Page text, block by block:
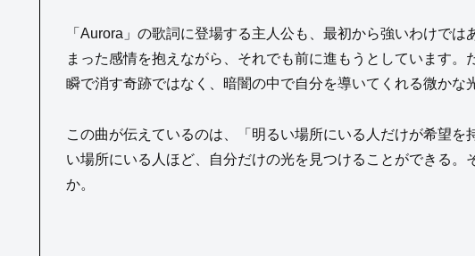
「Aurora」の歌詞に登場する主人公も、最初から強いわけで
まった感情を抱えながら、それでも前に進もうとしています
瞬で消す奇跡ではなく、暗闇の中で自分を導いてくれる微かな
この曲が伝えているのは、「明るい場所にいる人だけが希望
い場所にいる人ほど、自分だけの光を見つけることができる。
か。